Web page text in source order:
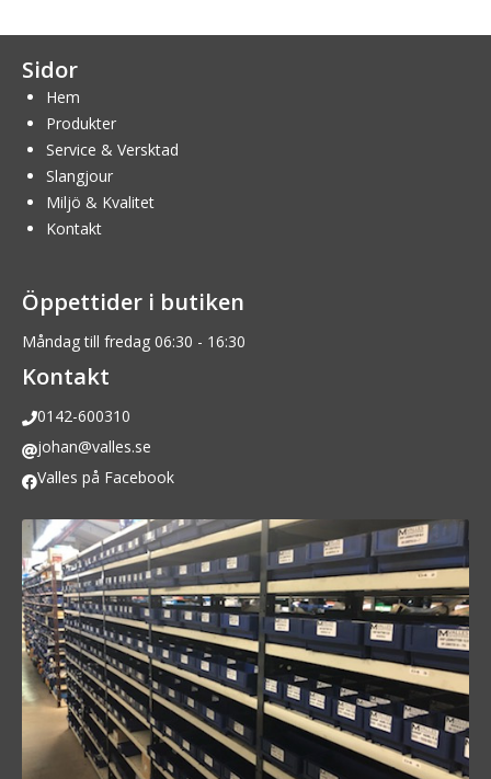
Sidor
Hem
Produkter
Service & Versktad
Slangjour
Miljö & Kvalitet
Kontakt
Öppettider i butiken
Måndag till fredag 06:30 - 16:30
Kontakt
0142-600310
johan@valles.se
Valles på Facebook